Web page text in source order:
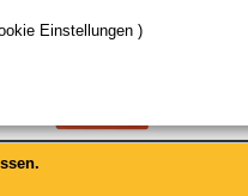
Einstellungen )